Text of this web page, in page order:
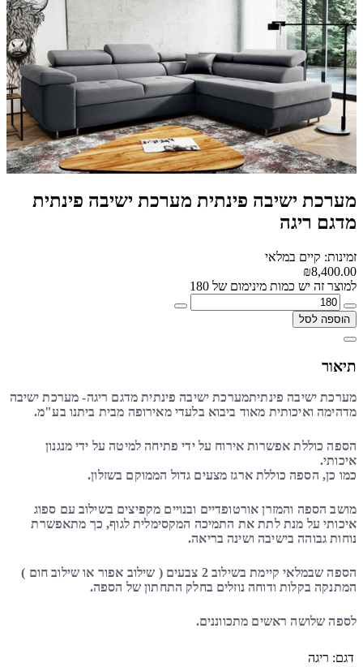
מערכת ישיבה פינתית מערכת ישיבה פינתית
מדגם ריגה
זמינות: קיים במלאי
₪8,400.00
למוצר זה יש כמות מינימום של 180
הוספה לסל
תיאור
מערכת ישיבה פינתיתמערכת ישיבה פינתיתמדגם ריגה- מערכת ישיבה
מדהימה ואיכותית מאוד ביבוא בלעדי מאירופה מבית ביתנו בע"מ.
הספה כוללת אפשרות אירוח על ידי פתיחה למיטה על ידי מנגנון
איכותי.
כמו כן, הספה כוללת ארגז מצעים גדול הממוקם בשזלון.
מושב הספה והמזרן אורטופדיים ובנויים מקפיצים בשילוב עם ספוג
איכותי על מנת לתת את התמיכה המקסימלית לגוף, כך מתאפשרת
נוחות גבוהה בישיבה ושינה בריאה.
הספה שבמלאי קיימת בשילוב 2 צבעים ( שילוב אפור או שילוב חום )
המתנקה בקלות ודוחה נוזלים בחלק התחתון של הספה.
לספה שלושה ראשים מתכווננים.
דגם: ריגה